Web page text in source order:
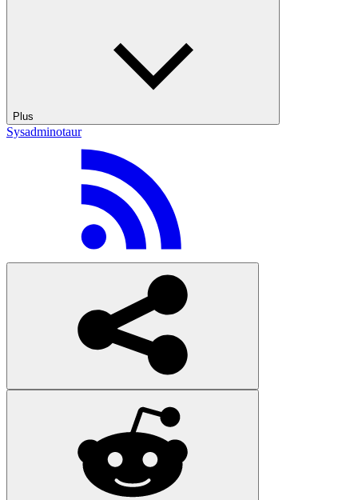
Plus
Sysadminotaur